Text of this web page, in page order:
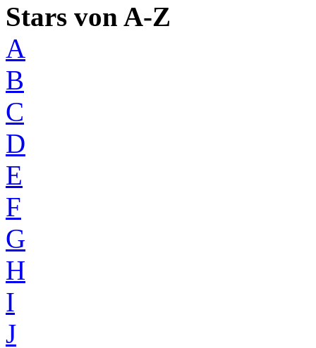
Stars von A-Z
A
B
C
D
E
F
G
H
I
J